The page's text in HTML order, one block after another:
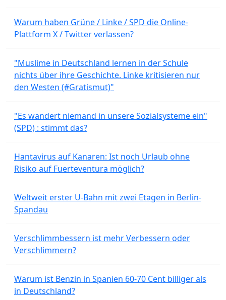
Warum haben Grüne / Linke / SPD die Online-
Plattform X / Twitter verlassen?
"Muslime in Deutschland lernen in der Schule
nichts über ihre Geschichte. Linke kritisieren nur
den Westen (#Gratismut)"
"Es wandert niemand in unsere Sozialsysteme ein"
(SPD) : stimmt das?
Hantavirus auf Kanaren: Ist noch Urlaub ohne
Risiko auf Fuerteventura möglich?
Weltweit erster U-Bahn mit zwei Etagen in Berlin-
Spandau
Verschlimmbessern ist mehr Verbessern oder
Verschlimmern?
Warum ist Benzin in Spanien 60-70 Cent billiger als
in Deutschland?